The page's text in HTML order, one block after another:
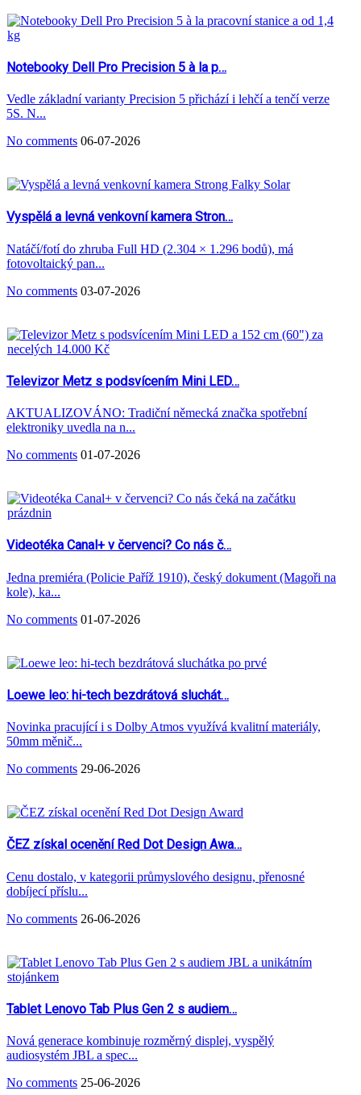
Notebooky Dell Pro Precision 5 à la p…
Vedle základní varianty Precision 5 přichází i lehčí a tenčí verze
5S. N...
No comments 06-07-2026
Vyspělá a levná venkovní kamera Stron…
Natáčí/fotí do zhruba Full HD (2.304 × 1.296 bodů), má
fotovoltaický pan...
No comments 03-07-2026
Televizor Metz s podsvícením Mini LED…
AKTUALIZOVÁNO: Tradiční německá značka spotřební
elektroniky uvedla na n...
No comments 01-07-2026
Videotéka Canal+ v červenci? Co nás č…
Jedna premiéra (Policie Paříž 1910), český dokument (Magoři na
kole), ka...
No comments 01-07-2026
Loewe leo: hi-tech bezdrátová sluchát…
Novinka pracující i s Dolby Atmos využívá kvalitní materiály,
50mm měnič...
No comments 29-06-2026
ČEZ získal ocenění Red Dot Design Awa…
Cenu dostalo, v kategorii průmyslového designu, přenosné
dobíjecí příslu...
No comments 26-06-2026
Tablet Lenovo Tab Plus Gen 2 s audiem…
Nová generace kombinuje rozměrný displej, vyspělý
audiosystém JBL a spec...
No comments 25-06-2026